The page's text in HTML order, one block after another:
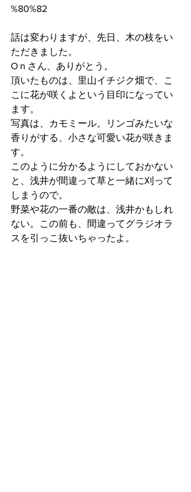
%80%82
話は変わりますが、先日、木の枝をい
ただきました。
Oｎさん、ありがとう。
頂いたものは、里山イチジク畑で、こ
こに花が咲くよという目印になってい
ます。
写真は、カモミール。リンゴみたいな
香りがする、小さな可愛い花が咲きま
す。
このように分かるようにしておかない
と、浅井が間違って草と一緒に刈って
しまうので。
野菜や花の一番の敵は、浅井かもしれ
ない。この前も、間違ってグラジオラ
スを引っこ抜いちゃったよ。